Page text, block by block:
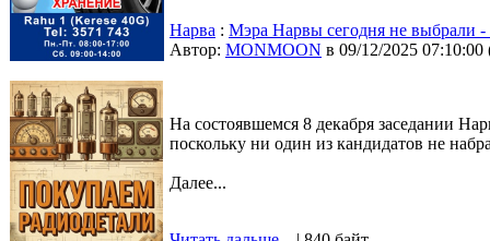
Нарва : Мэра Нарвы сегодня не выбрали -
Автор: MONMOON в 09/12/2025 07:10:00
На состоявшемся 8 декабря заседании
поскольку ни один из кандидатов не
Далее...